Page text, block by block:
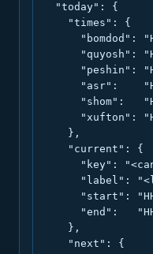
  "today": {
    "times": {
"bomdod":
"quyosh":
"peshin":
"asr":
"shom":
"xufton":
    },
    "current": {
"key":
"label":
"start":
"end":
    },
    "next": {